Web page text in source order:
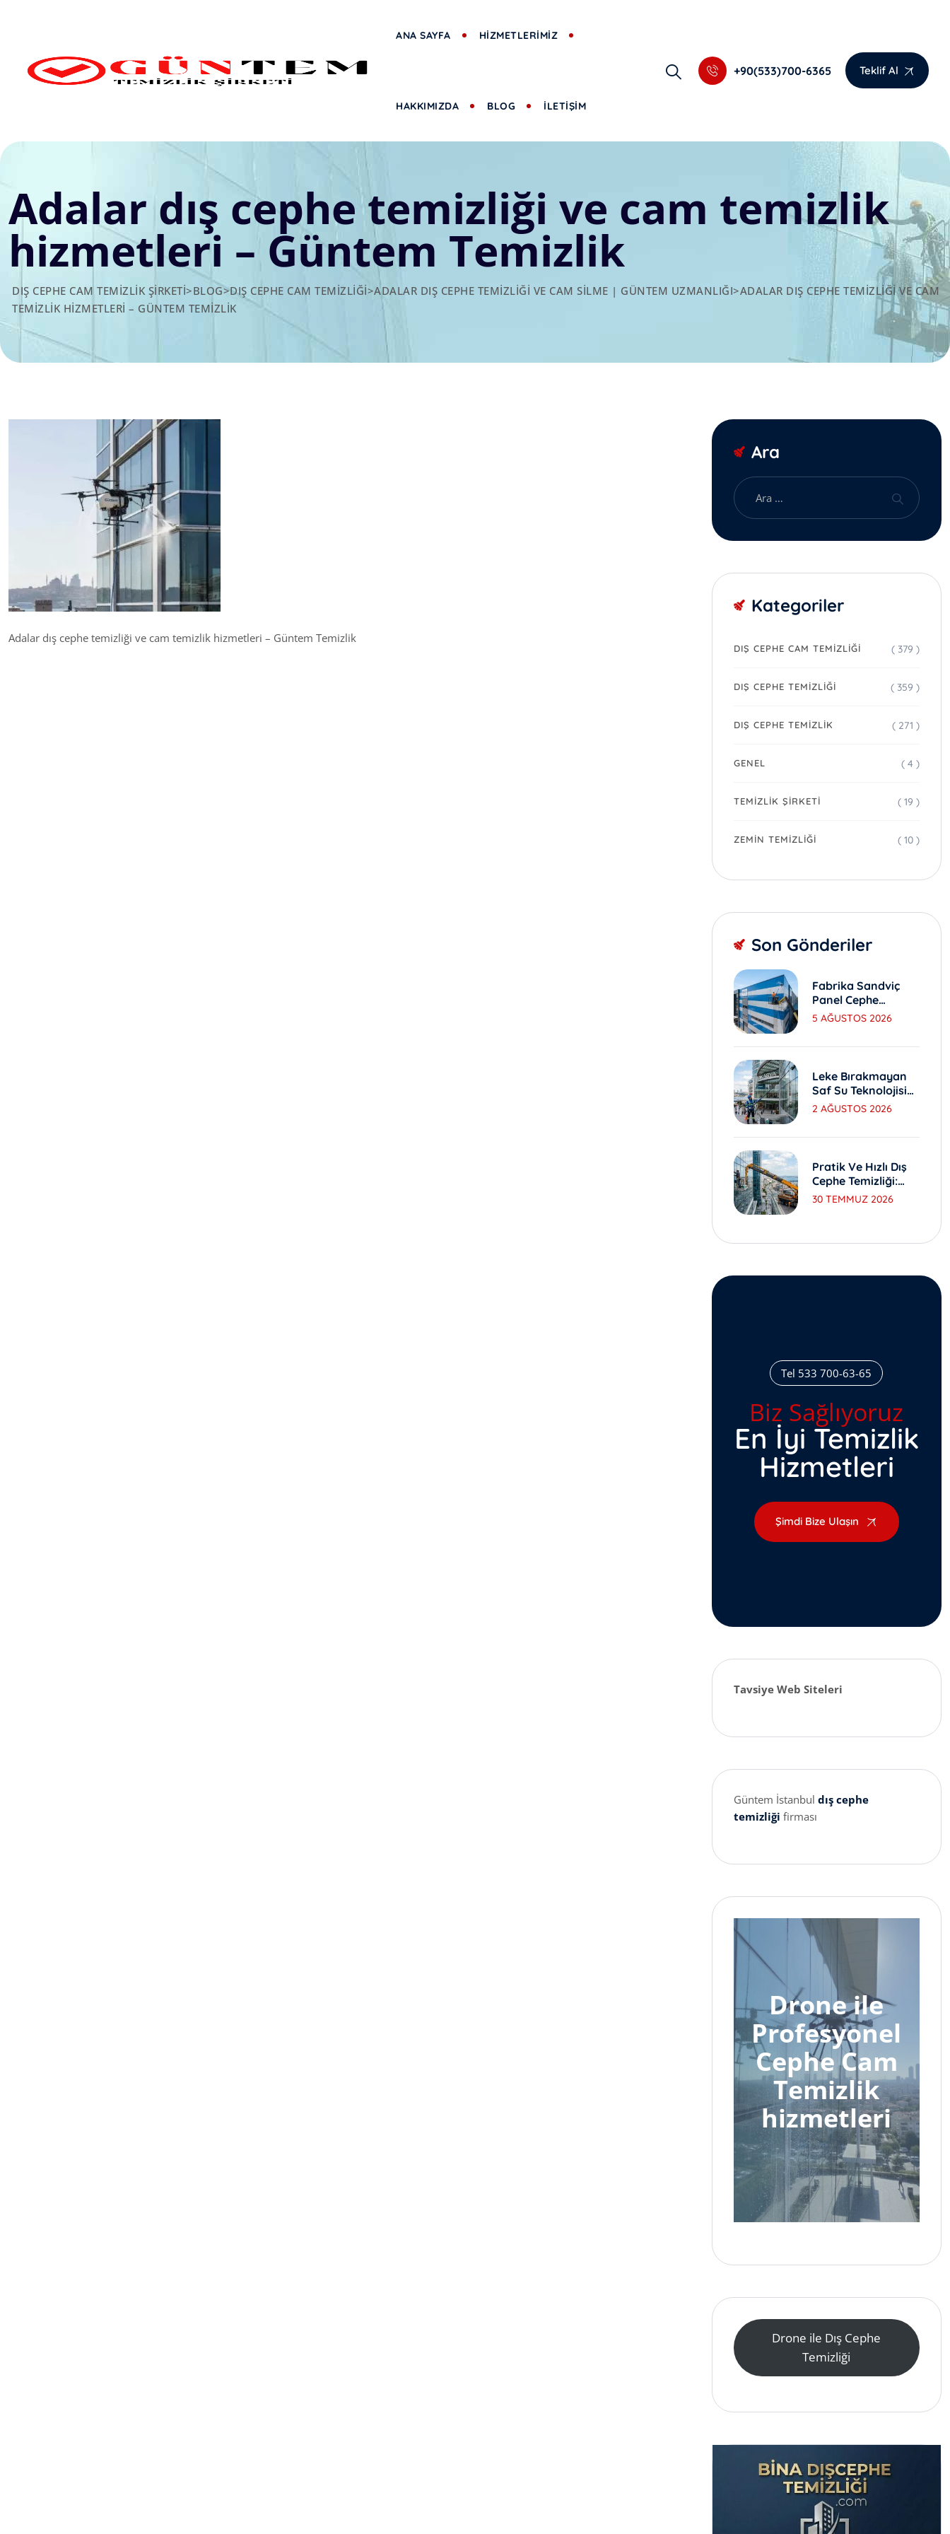
ANA SAYFA HİZMETLERİMİZ
HAKKIMIZDA BLOG İLETİŞİM
+90(533)700-6365 Teklif Al
Adalar dış cephe temizliği ve cam temizlik
hizmetleri – Güntem Temizlik
DIŞ CEPHE CAM TEMIZLIK ŞIRKETI>BLOG>DIŞ CEPHE CAM TEMIZLIĞI>ADALAR DIŞ CEPHE TEMIZLIĞI VE CAM SILME | GÜNTEM UZMANLIĞI>ADALAR DIŞ CEPHE TEMIZLIĞI VE CAM
TEMIZLIK HIZMETLERI – GÜNTEM TEMIZLIK
Adalar dış cephe temizliği ve cam temizlik hizmetleri – Güntem Temizlik
Ara
Kategoriler
DIŞ CEPHE CAM TEMIZLIĞI ( 379 )
DIŞ CEPHE TEMIZLIĞI ( 359 )
DIŞ CEPHE TEMIZLIK ( 271 )
GENEL ( 4 )
TEMIZLIK ŞIRKETI ( 19 )
ZEMIN TEMIZLIĞI ( 10 )
Son Gönderiler
Fabrika Sandviç
Panel Cephe
Yıkama Ve Bakım
5 AĞUSTOS 2026
Leke Bırakmayan
Saf Su Teknolojisi
Ile Dış Cephe
2 AĞUSTOS 2026
Pratik Ve Hızlı Dış
Cephe Temizliği:
Sepetli Vinç
30 TEMMUZ 2026
Tel 533 700-63-65
Biz Sağlıyoruz
En İyi Temizlik
Hizmetleri
Şimdi Bize Ulaşın
Tavsiye Web Siteleri
Güntem İstanbul dış cephe
temizliği firması
Drone ile
Profesyonel
Cephe Cam
Temizlik
hizmetleri
Drone ile Dış Cephe
Temizliği